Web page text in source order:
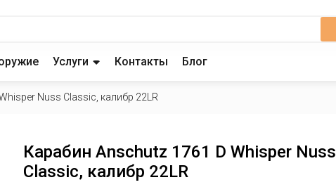
Услуги Контакты Блог
Nuss Classic, калибр 22LR
Карабин Anschutz 1761 D Whisper Nuss
Classic, калибр 22LR